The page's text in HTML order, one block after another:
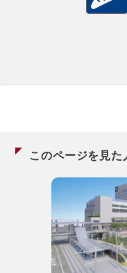
このページを見